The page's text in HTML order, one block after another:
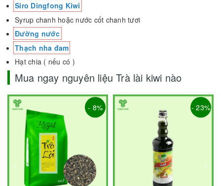
Siro Dingfong Kiwi
Syrup chanh hoặc nước cốt chanh tươi
Đường nước
Thạch nha đam
Hạt chia ( nếu có )
Mua ngay nguyên liệu Trà lài kiwi nào
- 8% - 23%